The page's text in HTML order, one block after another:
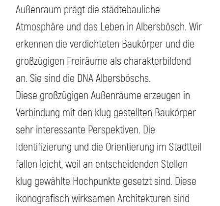
Außenraum prägt die städtebauliche
Atmosphäre und das Leben in Albersbösch. Wir
erkennen die verdichteten Baukörper und die
großzügigen Freiräume als charakterbildend
an. Sie sind die DNA Albersböschs.
Diese großzügigen Außenräume erzeugen in
Verbindung mit den klug gestellten Baukörper
sehr interessante Perspektiven. Die
Identifizierung und die Orientierung im Stadtteil
fallen leicht, weil an entscheidenden Stellen
klug gewählte Hochpunkte gesetzt sind. Diese
ikonografisch wirksamen Architekturen sind